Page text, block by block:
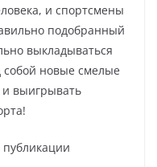
и спортсмены
подобранный
выкладываться
собой новые смелые
и выигрывать